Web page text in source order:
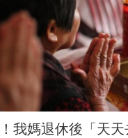
我媽退休後「天